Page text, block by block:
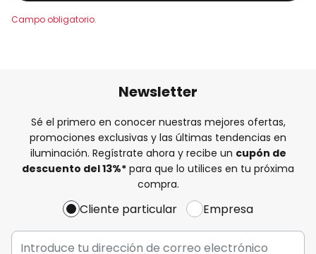
Newsletter
Sé el primero en conocer nuestras mejores ofertas,
promociones exclusivas y las últimas tendencias en
iluminación. Regístrate ahora y recibe un cupón de
descuento del13%* para que lo utilices en tu próxima
compra.
Cliente particular Empresa